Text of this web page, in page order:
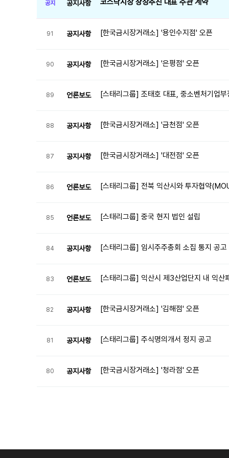
공지 공지사항 코스닥시장 상장추진 대표 주관 계약
91 공지사항 [한국금시장거래소] '용인수지점' 오픈
90 공지사항 [한국금시장거래소] '은평점' 오픈
89 언론보도 [스태리그룹] 조태호 대표, 중소벤처기업
88 공지사항 [한국금시장거래소] '금천점' 오픈
87 공지사항 [한국금시장거래소] '대전점' 오픈
86 언론보도 [스태리그룹] 전북 익산시와 투자협약
85 언론보도 [스태리그룹] 중국 현지 법인 설립
84 공지사항 [스태리그룹] 임시주주총회 소집 통지 공고
83 언론보도 [스태리그룹] 익산시 제3산업단지 내 익산
82 공지사항 [한국금시장거래소] '김해점' 오픈
81 공지사항 [스태리그룹] 주식명의개서 정지 공고
80 공지사항 [한국금시장거래소] '청라점' 오픈